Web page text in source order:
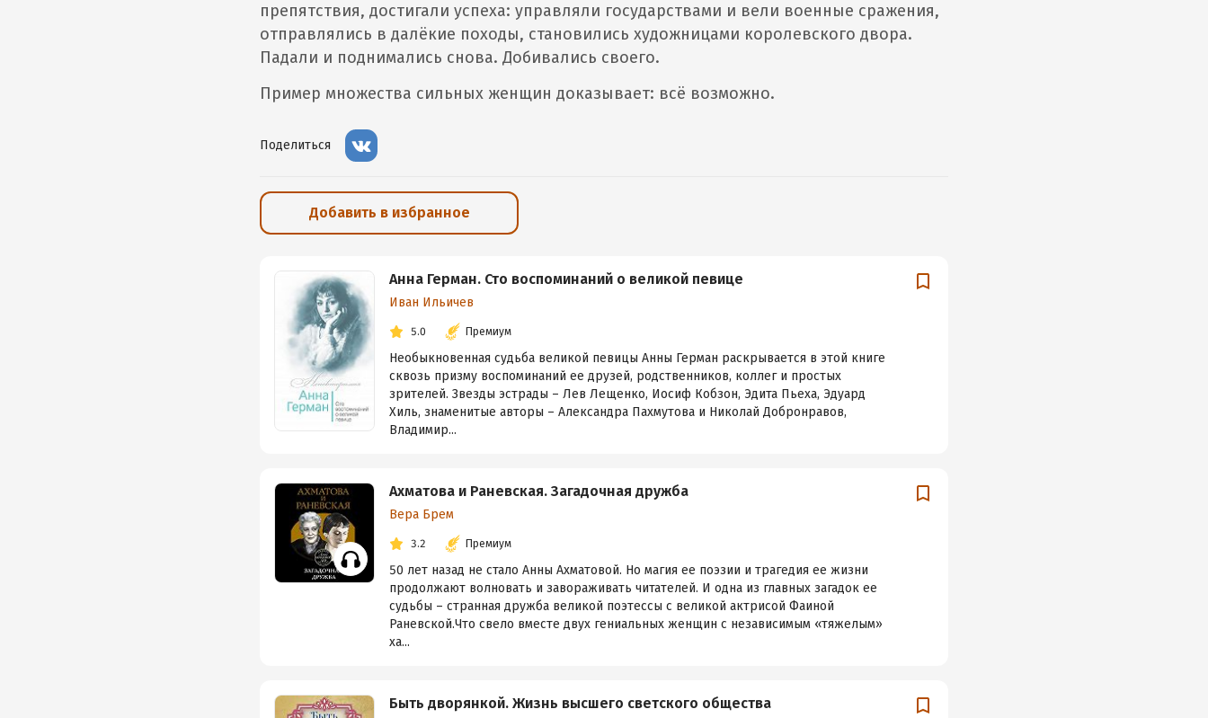
препятствия, достигали успеха: управляли государствами и вели военные сражения,
отправлялись в далёкие походы, становились художницами королевского двора.
Падали и поднимались снова. Добивались своего.
Пример множества сильных женщин доказывает: всё возможно.
Поделиться
Добавить в избранное
Анна Герман. Сто воспоминаний о великой певице
Иван Ильичев
5.0 Премиум
Необыкновенная судьба великой певицы Анны Герман раскрывается в этой книге
сквозь призму воспоминаний ее друзей, родственников, коллег и простых
зрителей. Звезды эстрады – Лев Лещенко, Иосиф Кобзон, Эдита Пьеха, Эдуард
Хиль, знаменитые авторы – Александра Пахмутова и Николай Добронравов,
Владимир...
Ахматова и Раневская. Загадочная дружба
Вера Брем
3.2 Премиум
50 лет назад не стало Анны Ахматовой. Но магия ее поэзии и трагедия ее жизни
продолжают волновать и завораживать читателей. И одна из главных загадок ее
судьбы – странная дружба великой поэтессы с великой актрисой Фаиной
Раневской.Что свело вместе двух гениальных женщин с независимым «тяжелым»
ха...
Быть дворянкой. Жизнь высшего светского общества